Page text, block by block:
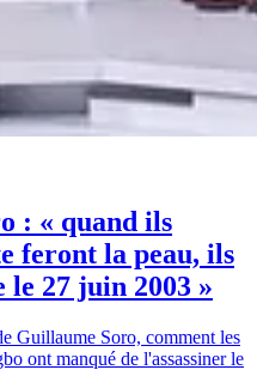
: « quand ils
feront la peau, ils
le 27 juin 2003 »
Guillaume Soro, comment les
ont manqué de l'assassiner le